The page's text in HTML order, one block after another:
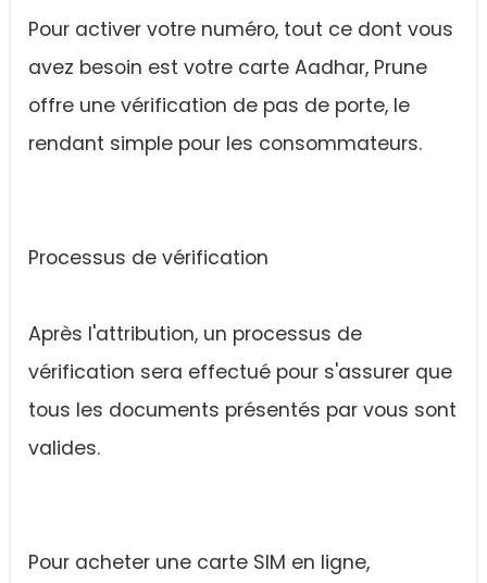
Pour activer votre numéro, tout ce dont vous
avez besoin est votre carte Aadhar, Prune
offre une vérification de pas de porte, le
rendant simple pour les consommateurs.
Processus de vérification
Après l'attribution, un processus de
vérification sera effectué pour s'assurer que
tous les documents présentés par vous sont
valides.
Pour acheter une carte SIM en ligne,